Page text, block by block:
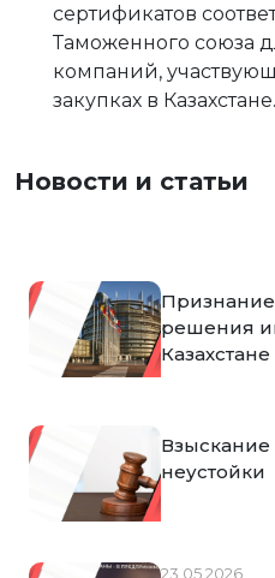
сертификатов
Таможенного союза
компаний,
закупках в Казахстане.
Новости и статьи
решения
Казахстане
неустойки
23.05.2026